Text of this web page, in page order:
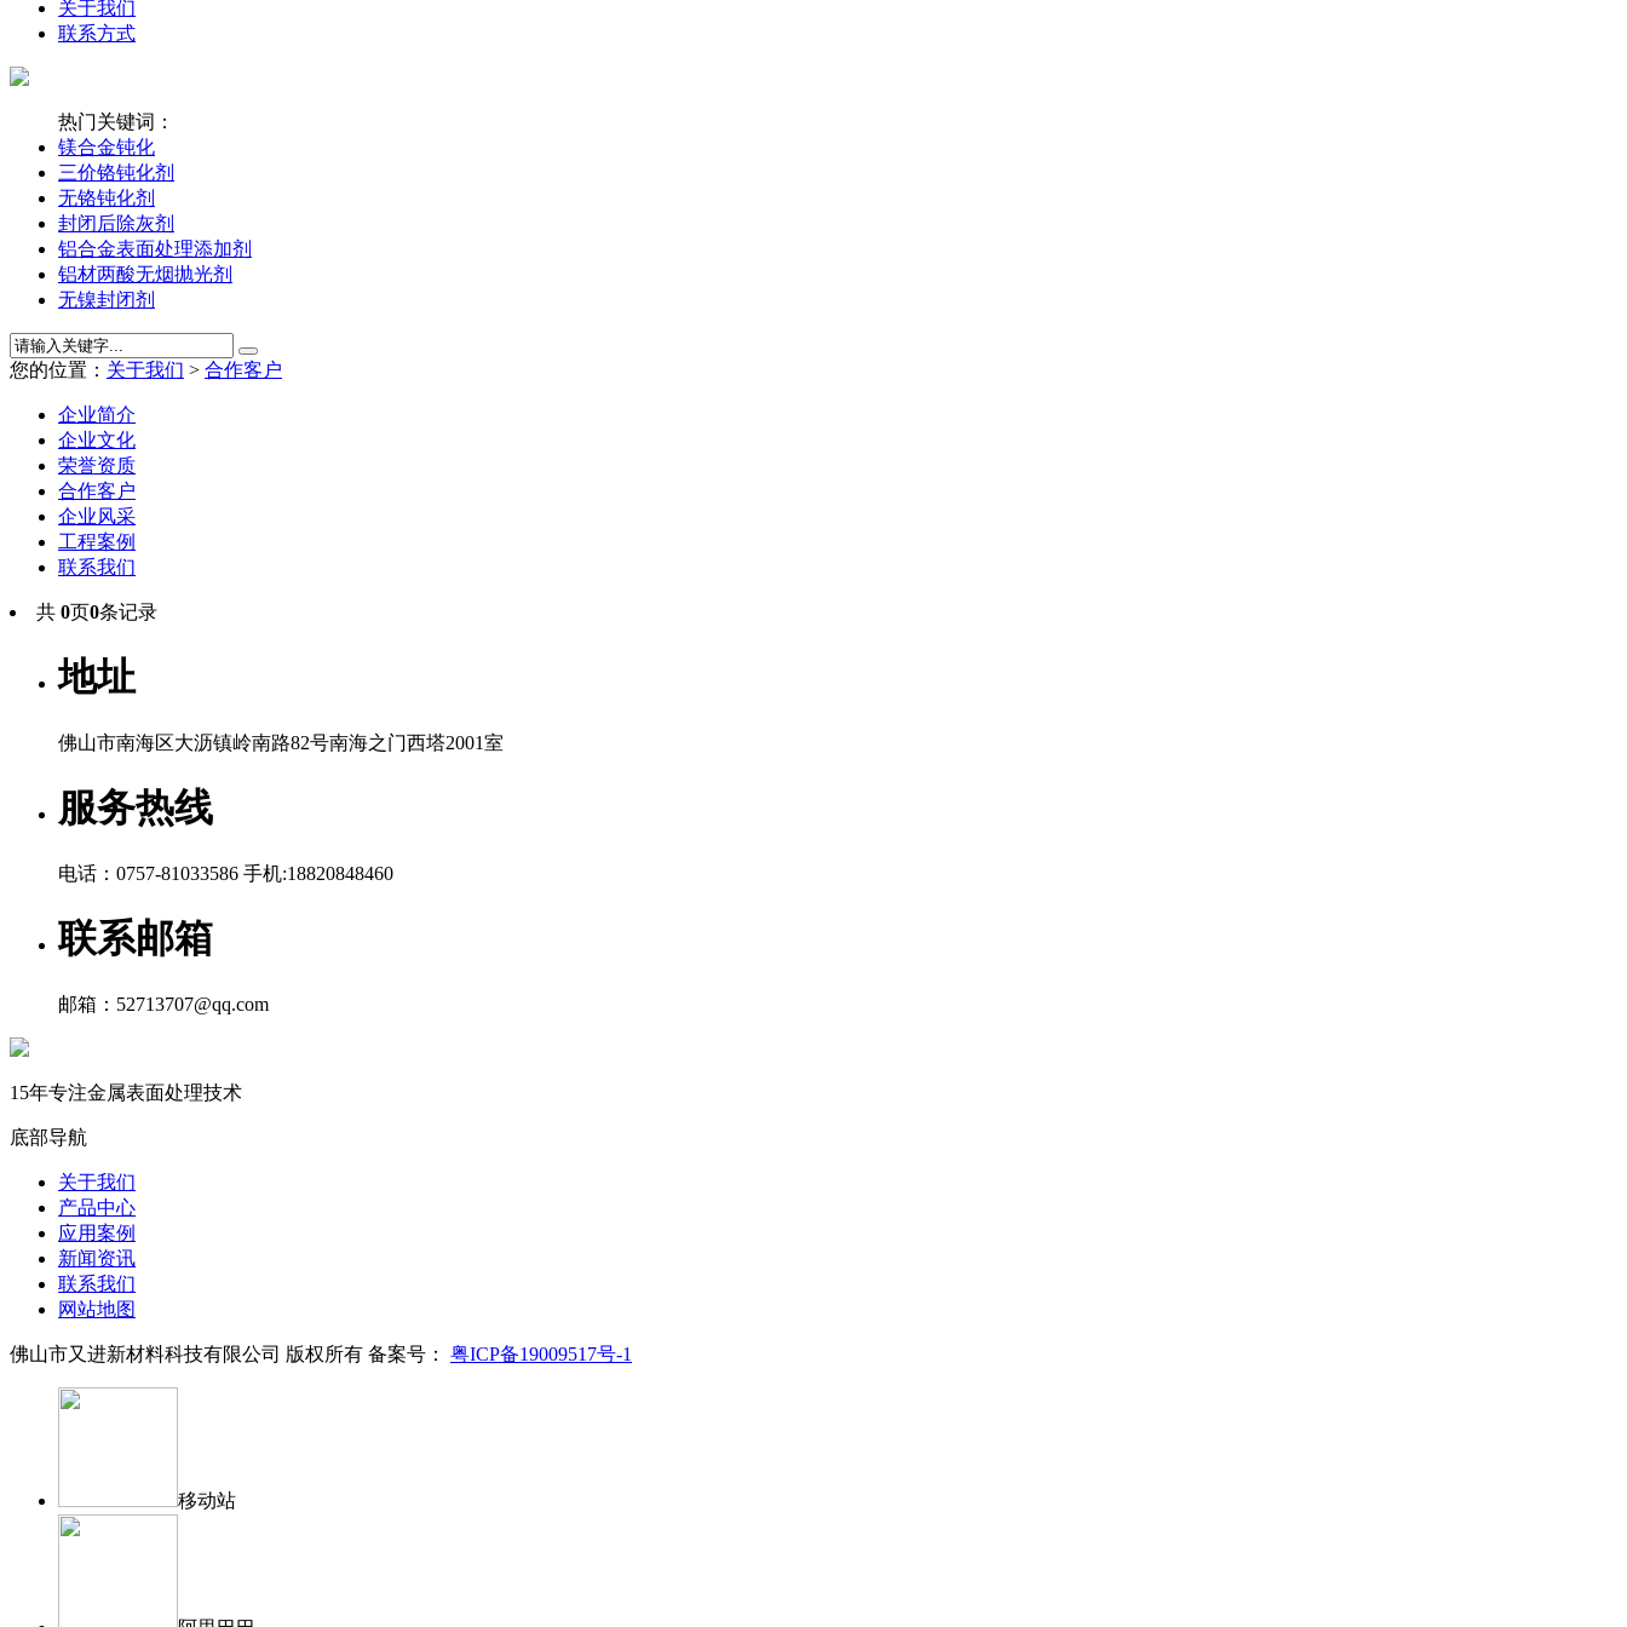
关于我们
联系方式
热门关键词：
镁合金钝化
三价铬钝化剂
无铬钝化剂
封闭后除灰剂
铝合金表面处理添加剂
铝材两酸无烟抛光剂
无镍封闭剂
您的位置： 关于我们 > 合作客户
企业简介
企业文化
荣誉资质
合作客户
企业风采
工程案例
联系我们
共 0页0条记录
地址
佛山市南海区大沥镇岭南路82号南海之门西塔2001室
服务热线
电话：0757-81033586 手机:18820848460
联系邮箱
邮箱：52713707@qq.com
15年专注金属表面处理技术
底部导航
关于我们
产品中心
应用案例
新闻资讯
联系我们
网站地图
佛山市又进新材料科技有限公司 版权所有 备案号： 粤ICP备19009517号-1
移动站